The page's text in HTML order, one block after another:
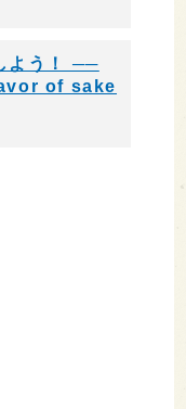
よう！ ──
of sake